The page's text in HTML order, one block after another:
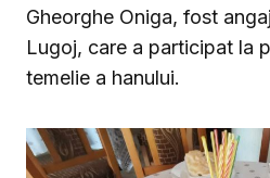
Gheorghe Oniga, fost
Lugoj, care a participat la
temelie a hanului.